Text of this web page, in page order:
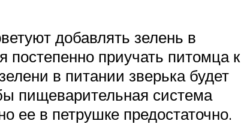
добавлять зелень в
постепенно приучать питомца к
в питании зверька будет
пищеварительная система
ее в петрушке предостаточно.